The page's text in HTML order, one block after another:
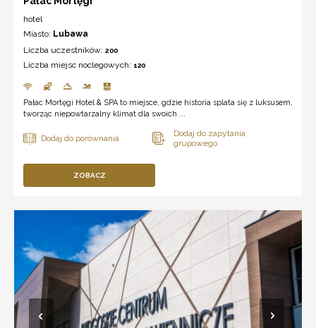
hotel
Miasto: Lubawa
Liczba uczestników: 200
Liczba miejsc noclegowych: 120
Pałac Mortęgi Hotel & SPA to miejsce, gdzie historia splata się z luksusem,
tworząc niepowtarzalny klimat dla swoich ...
ZOBACZ